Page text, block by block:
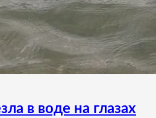
в воде на глазах